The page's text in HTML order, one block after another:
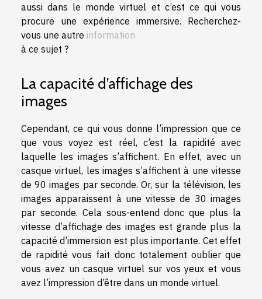
aussi dans le monde virtuel et c’est ce qui vous
procure une expérience immersive. Recherchez-
vous une autre information
à ce sujet ?
La capacité d’affichage des
images
Cependant, ce qui vous donne l’impression que ce
que vous voyez est réel, c’est la rapidité avec
laquelle les images s’affichent. En effet, avec un
casque virtuel, les images s’affichent à une vitesse
de 90 images par seconde. Or, sur la télévision, les
images apparaissent à une vitesse de 30 images
par seconde. Cela sous-entend donc que plus la
vitesse d’affichage des images est grande plus la
capacité d’immersion est plus importante. Cet effet
de rapidité vous fait donc totalement oublier que
vous avez un casque virtuel sur vos yeux et vous
avez l’impression d’être dans un monde virtuel.